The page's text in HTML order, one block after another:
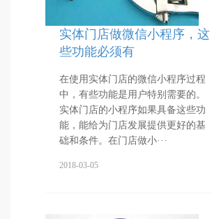
实体门店做微信小程序，这
些功能必须有
在使用实体门店的微信小程序过程
中，有些功能是用户特别需要的。
实体门店的小程序如果具备这些功
能，能给为门店发展提供更好的基
础和条件。在门店做小···
2018-03-05